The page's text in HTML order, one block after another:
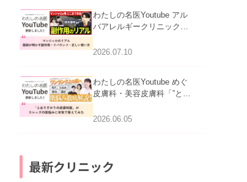
わたしの名医Youtube アル
バアレルギークリニック札
医師が明かす副作用・リバ
2026.07.10
わたしの名医Youtube めぐ
皮膚科・美容皮膚科「”とお
ッズの肌悩みに本気で答え
2026.06.05
最新クリニック